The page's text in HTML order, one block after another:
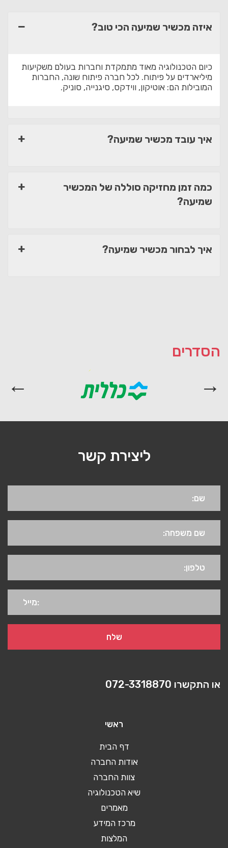
איזה מכשיר שמיעה הכי טוב?
כיום הטכנולוגיה מאוד מתמקדת וחברות בעולם משקיעות
מיליארדים על פיתוח. לכל חברה פיתוח שונה, החברות
המובילות הם: אוטיקון, ווידקס, סיגנייה, סוניק.
איך עובד מכשיר שמיעה?
כמה זמן מחזיקה סוללה של המכשיר
שמיעה?
איך לבחור מכשיר שמיעה?
הסדרים
ליצירת קשר
או התקשרו 072-3318870
ראשי
דף הבית
אודות החברה
צוות החברה
שיא הטכנולוגיה
מאמרים
מרכז המידע
המלצות